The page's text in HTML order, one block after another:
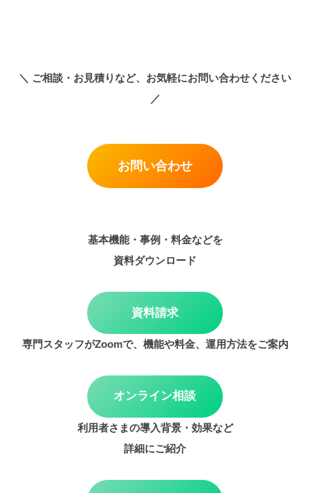
＼ ご相談・お見積りなど、お気軽にお問い合わせください
／
お問い合わせ
基本機能・事例・料金などを
資料ダウンロード
資料請求
専門スタッフがZoomで、機能や料金、運用方法をご案内
オンライン相談
利用者さまの導入背景・効果など
詳細にご紹介